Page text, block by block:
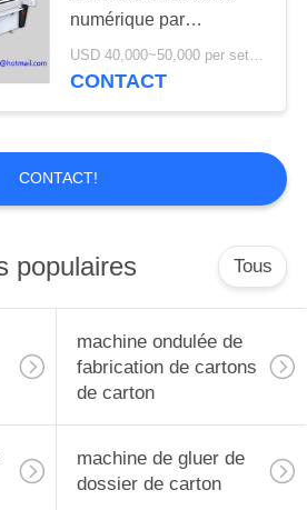
meurent le
de
et se
13
numérique par
ordinateur aucun
meurent diverse une
USD 40,000~50,000 per set MOQ:1 ensemble
CONTACT
CONTACT!
populaires Tous
machine ondulée de
fabrication de cartons
de carton
machine de gluer de
dossier de carton